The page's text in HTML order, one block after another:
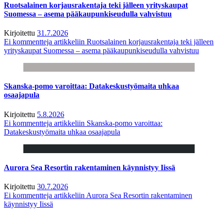
Ruotsalainen korjausrakentaja teki jälleen yrityskaupat
Suomessa – asema pääkaupunkiseudulla vahvistuu
Kirjoitettu 31.7.2026
Ei kommentteja artikkeliin Ruotsalainen korjausrakentaja teki jälleen
yrityskaupat Suomessa – asema pääkaupunkiseudulla vahvistuu
Skanska-pomo varoittaa: Datakeskustyömaita uhkaa
osaajapula
Kirjoitettu 5.8.2026
Ei kommentteja artikkeliin Skanska-pomo varoittaa:
Datakeskustyömaita uhkaa osaajapula
Aurora Sea Resortin rakentaminen käynnistyy Iissä
Kirjoitettu 30.7.2026
Ei kommentteja artikkeliin Aurora Sea Resortin rakentaminen
käynnistyy Iissä